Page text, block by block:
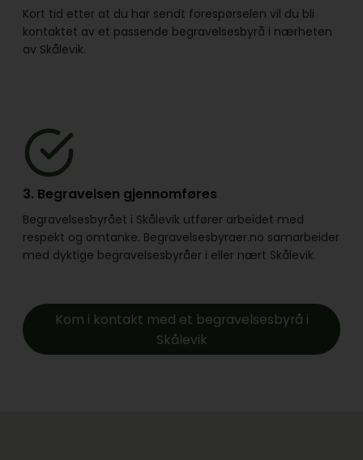
Kort tid etter at du har sendt forespørselen vil du bli
kontaktet av et passende begravelsesbyrå i nærheten
av Skålevik.
3. Begravelsen gjennomføres
Begravelsesbyrået i Skålevik utfører arbeidet med
respekt og omtanke. Begravelsesbyraer.no samarbeider
med dyktige begravelsesbyråer i eller nært Skålevik.
Kom i kontakt med et begravelsesbyrå i
Skålevik